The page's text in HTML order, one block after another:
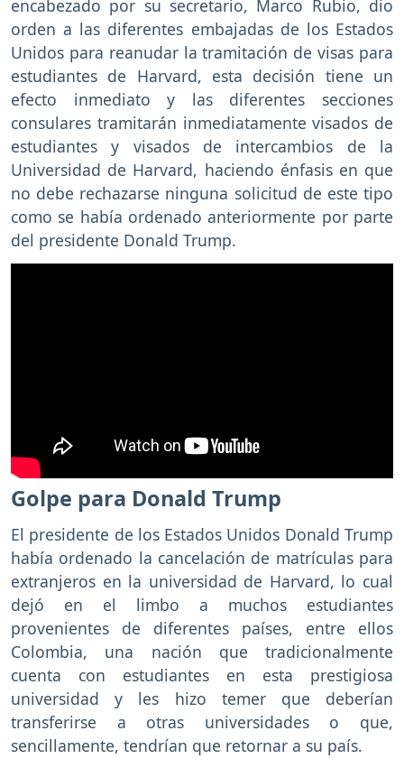
encabezado por su secretario, Marco Rubio, dio
orden a las diferentes embajadas de los Estados
Unidos para reanudar la tramitación de visas para
estudiantes de Harvard, esta decisión tiene un
efecto inmediato y las diferentes secciones
consulares tramitarán inmediatamente visados de
estudiantes y visados de intercambios de la
Universidad de Harvard, haciendo énfasis en que
no debe rechazarse ninguna solicitud de este tipo
como se había ordenado anteriormente por parte
del presidente Donald Trump.
Golpe para Donald Trump
El presidente de los Estados Unidos Donald Trump
había ordenado la cancelación de matrículas para
extranjeros en la universidad de Harvard, lo cual
dejó en el limbo a muchos estudiantes
provenientes de diferentes países, entre ellos
Colombia, una nación que tradicionalmente
cuenta con estudiantes en esta prestigiosa
universidad y les hizo temer que deberían
transferirse a otras universidades o que,
sencillamente, tendrían que retornar a su país.